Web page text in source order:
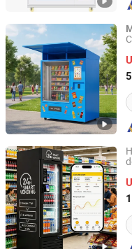
Winnsen Industry Co.,
Jiangsu, China
Shenzhen Haha Zero
Guangdong, China